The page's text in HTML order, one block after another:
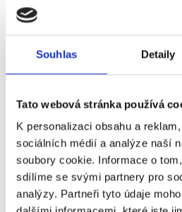
Souhlas Detaily
Tato webová stránka používá
K personalizaci obsahu a
sociálních médií a analýze naší
soubory cookie. Informace o
sdílíme se svými partnery pro
analýzy. Partneři tyto údaje
Slovinsko
Itálie
Na co se těšit?
Česká reprezentace se ve skupině B
Švédskem a Lotyšskem. Očekává se
napínavé duely už v základní skupině.
sportovní zážitky, ale také skvělou